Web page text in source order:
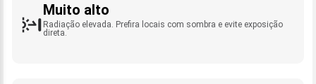
Muito alto
Radiação elevada. Prefira locais com sombra e evite exposição
direta.